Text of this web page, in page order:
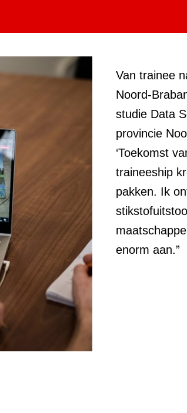
Van trainee
Noord-
studie Data
provincie
‘Toekomst
traineeship
pakken. Ik
enorm aan.”